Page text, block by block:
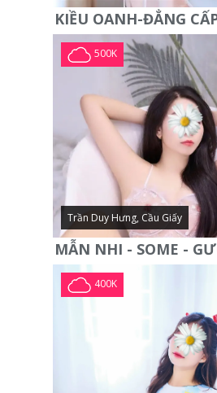
500K
Trần Duy Hưng, Cầu Giấy
400K